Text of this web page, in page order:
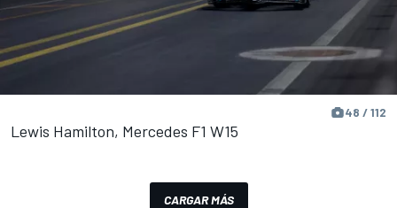
48 / 112
Lewis Hamilton, Mercedes F1 W15
CARGAR MÁS